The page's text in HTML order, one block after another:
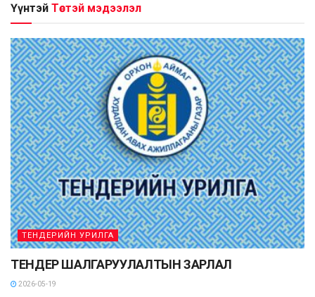
Үүнтэй Төстэй мэдээлэл
ТЕНДЕРИЙН УРИЛГА
ТЕНДЕР ШАЛГАРУУЛАЛТЫН ЗАРЛАЛ
2026-05-19